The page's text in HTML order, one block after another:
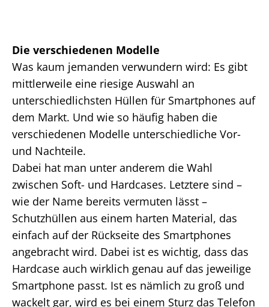
Die verschiedenen Modelle
Was kaum jemanden verwundern wird: Es gibt
mittlerweile eine riesige Auswahl an
unterschiedlichsten Hüllen für Smartphones auf
dem Markt. Und wie so häufig haben die
verschiedenen Modelle unterschiedliche Vor-
und Nachteile.
Dabei hat man unter anderem die Wahl
zwischen Soft- und Hardcases. Letztere sind –
wie der Name bereits vermuten lässt –
Schutzhüllen aus einem harten Material, das
einfach auf der Rückseite des Smartphones
angebracht wird. Dabei ist es wichtig, dass das
Hardcase auch wirklich genau auf das jeweilige
Smartphone passt. Ist es nämlich zu groß und
wackelt gar, wird es bei einem Sturz das Telefon